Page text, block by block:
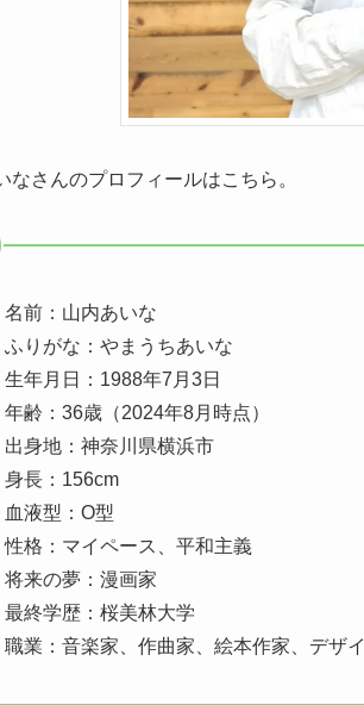
なさんのプロフィールはこちら。
名前：山内あいな
ふりがな：やまうちあいな
生年月日：1988年7月3日
年齢：36歳（2024年8月時点）
出身地：神奈川県横浜市
身長：156cm
血液型：O型
性格：マイペース、平和主義
将来の夢：漫画家
最終学歴：桜美林大学
職業：音楽家、作曲家、絵本作家、デザ